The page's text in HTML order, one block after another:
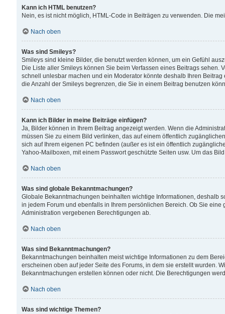
Kann ich HTML benutzen?
Nein, es ist nicht möglich, HTML-Code in Beiträgen zu verwenden. Die
Nach oben
Was sind Smileys?
Smileys sind kleine Bilder, die benutzt werden können, um ein Gefühl
Die Liste aller Smileys können Sie beim Verfassen eines Beitrags
schnell unlesbar machen und ein Moderator könnte deshalb Ihren
die Anzahl der Smileys begrenzen, die Sie in einem Beitrag benutzen
Nach oben
Kann ich Bilder in meine Beiträge einfügen?
Ja, Bilder können in Ihrem Beitrag angezeigt werden. Wenn die
müssen Sie zu einem Bild verlinken, das auf einem öffentlich
sich auf Ihrem eigenen PC befinden (außer es ist ein öffentlich
Yahoo-Mailboxen, mit einem Passwort geschützte Seiten usw. Um das
Nach oben
Was sind globale Bekanntmachungen?
Globale Bekanntmachungen beinhalten wichtige Informationen, deshalb
in jedem Forum und ebenfalls in Ihrem persönlichen Bereich. Ob Sie
Administration vergebenen Berechtigungen ab.
Nach oben
Was sind Bekanntmachungen?
Bekanntmachungen beinhalten meist wichtige Informationen zu dem
erscheinen oben auf jeder Seite des Forums, in dem sie erstellt wurden.
Bekanntmachungen erstellen können oder nicht. Die Berechtigungen
Nach oben
Was sind wichtige Themen?